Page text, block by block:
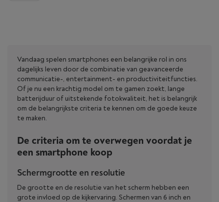
Vandaag spelen smartphones een belangrijke rol in ons
dagelijks leven door de combinatie van geavanceerde
communicatie-, entertainment- en productiviteitfuncties.
Of je nu een krachtig model om te gamen zoekt, lange
batterijduur of uitstekende fotokwaliteit, het is belangrijk
om de belangrijkste criteria te kennen om de goede keuze
te maken.
De criteria om te overwegen voordat je
een smartphone koop
Schermgrootte en resolutie
De grootte en de resolutie van het scherm hebben een
grote invloed op de kijkervaring. Schermen van 6 inch en